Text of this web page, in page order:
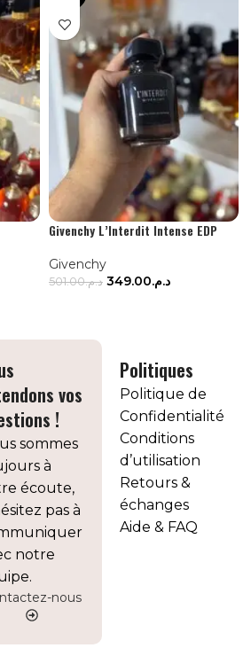
Givenchy L’Interdit Intense EDP
Givenchy
د.م.501.00 د.م.349.00
vos
!
sommes
à
écoute,
pas à
notre
nous
Politiques
Politique de
Confidentialité
Conditions
d’utilisation
Retours &
échanges
Aide & FAQ